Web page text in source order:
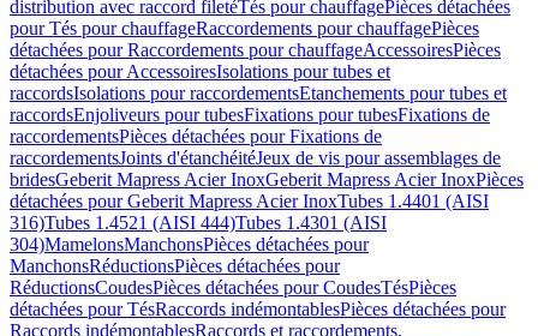
distribution avec raccord filetéTés pour chauffagePièces détachées
pour Tés pour chauffageRaccordements pour chauffagePièces
détachées pour Raccordements pour chauffageAccessoiresPièces
détachées pour AccessoiresIsolations pour tubes et
raccordsIsolations pour raccordementsEtanchements pour tubes et
raccordsEnjoliveurs pour tubesFixations pour tubesFixations de
raccordementsPièces détachées pour Fixations de
raccordementsJoints d'étanchéitéJeux de vis pour assemblages de
bridesGeberit Mapress Acier InoxGeberit Mapress Acier InoxPièces
détachées pour Geberit Mapress Acier InoxTubes 1.4401 (AISI
316)Tubes 1.4521 (AISI 444)Tubes 1.4301 (AISI
304)MamelonsManchonsPièces détachées pour
ManchonsRéductionsPièces détachées pour
RéductionsCoudesPièces détachées pour CoudesTésPièces
détachées pour TésRaccords indémontablesPièces détachées pour
Raccords indémontablesRaccords et raccordements,